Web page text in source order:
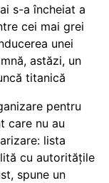
s-a încheiat a
cei mai grei
unei
astăzi, un
titanică
pentru
care nu au
lista
cu autoritățile
spune un